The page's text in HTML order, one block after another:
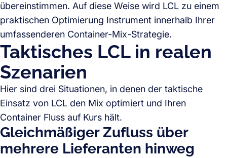
übereinstimmen. Auf diese Weise wird LCL zu einem
praktischen Optimierung Instrument innerhalb Ihrer
umfassenderen Container-Mix-Strategie.
Taktisches LCL in realen
Szenarien
Hier sind drei Situationen, in denen der taktische
Einsatz von LCL den Mix optimiert und Ihren
Container Fluss auf Kurs hält.
Gleichmäßiger Zufluss über
mehrere Lieferanten hinweg